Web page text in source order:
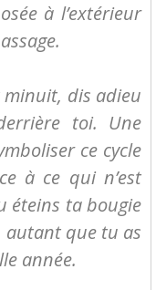
à l’extérieur
dis adieu
toi. Une
ce cycle
à ce qui n’est
éteins ta bougie
autant que tu as
année.